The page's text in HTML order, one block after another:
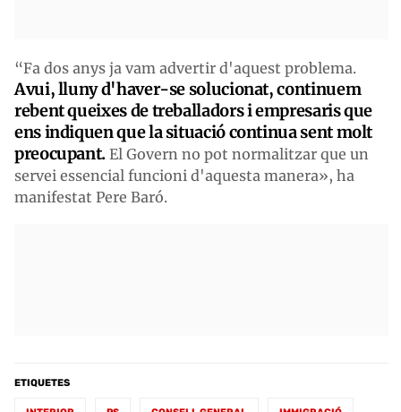
“Fa dos anys ja vam advertir d'aquest problema.
Avui, lluny d'haver-se solucionat, continuem
rebent queixes de treballadors i empresaris que
ens indiquen que la situació continua sent molt
preocupant. El Govern no pot normalitzar que un
servei essencial funcioni d'aquesta manera», ha
manifestat Pere Baró.
ETIQUETES